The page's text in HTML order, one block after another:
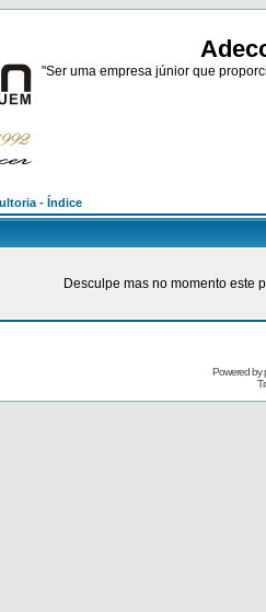
"Ser uma empresa júnior que
- Índice
Desculpe mas no momento este
Powered by